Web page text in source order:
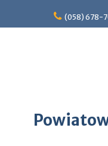
content
(058) 678-